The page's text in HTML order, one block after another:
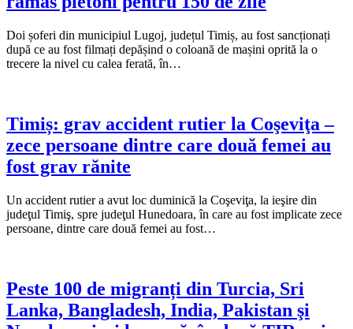
Doi șoferi din municipiul Lugoj, județul Timiș, au fost sancționați
după ce au fost filmați depășind o coloană de mașini oprită la o
trecere la nivel cu calea ferată, în…
Timiș: grav accident rutier la Coşeviţa –
zece persoane dintre care două femei au
fost grav rănite
Un accident rutier a avut loc duminică la Coşeviţa, la ieşire din
judeţul Timiş, spre judeţul Hunedoara, în care au fost implicate zece
persoane, dintre care două femei au fost…
Peste 100 de migranți din Turcia, Sri
Lanka, Bangladesh, India, Pakistan şi